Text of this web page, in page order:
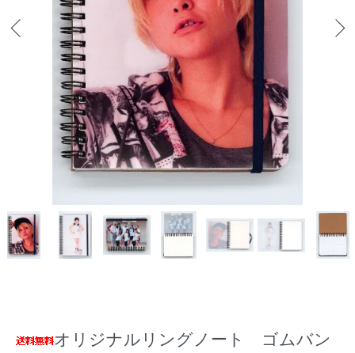
オリジナルリングノート ゴムバン